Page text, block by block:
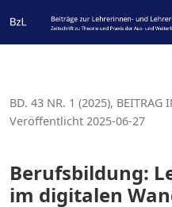
BD. 43 NR. 1 (2025), BEITRAG
Berufsbildung:
im digitalen
Veröffentlicht 2025-06-27